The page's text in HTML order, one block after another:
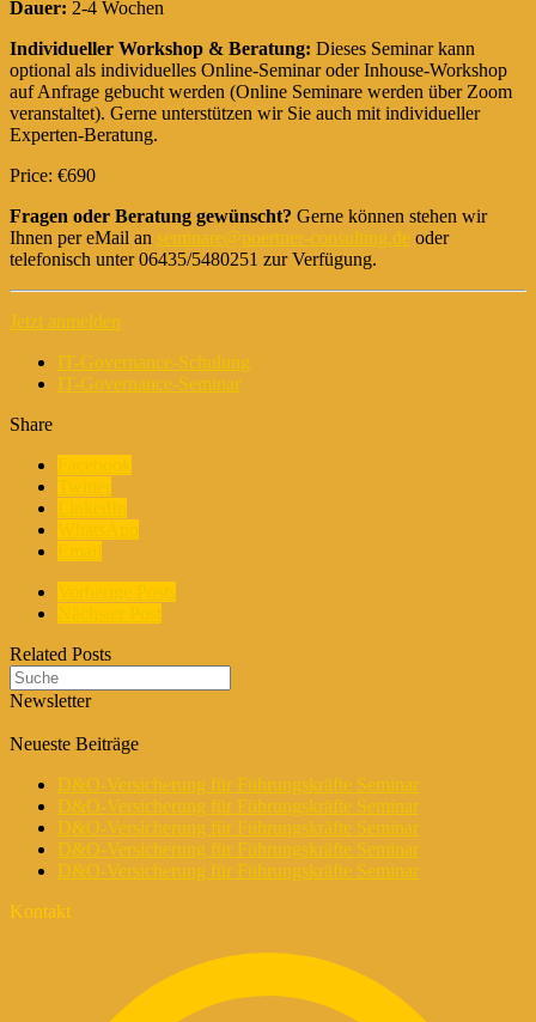
Dauer: 2-4 Wochen
Individueller Workshop & Beratung: Dieses Seminar kann
optional als individuelles Online-Seminar oder Inhouse-Workshop
auf Anfrage gebucht werden (Online Seminare werden über Zoom
veranstaltet). Gerne unterstützen wir Sie auch mit individueller
Experten-Beratung.
Price: €690
Fragen oder Beratung gewünscht? Gerne können stehen wir
Ihnen per eMail an seminare@poertner-consulting.de oder
telefonisch unter 06435/5480251 zur Verfügung.
Jetzt anmelden
IT-Governance-Schulung
IT-Governance-Seminar
Share
Related Posts
Newsletter
Neueste Beiträge
D&O-Versicherung für Führungskräfte Seminar
D&O-Versicherung für Führungskräfte Seminar
D&O-Versicherung für Führungskräfte Seminar
D&O-Versicherung für Führungskräfte Seminar
D&O-Versicherung für Führungskräfte Seminar
Kontakt